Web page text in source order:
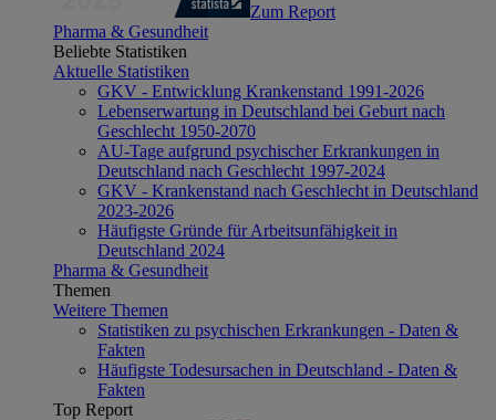
Zum Report
Pharma & Gesundheit
Beliebte Statistiken
Aktuelle Statistiken
GKV - Entwicklung Krankenstand 1991-2026
Lebenserwartung in Deutschland bei Geburt nach
Geschlecht 1950-2070
AU-Tage aufgrund psychischer Erkrankungen in
Deutschland nach Geschlecht 1997-2024
GKV - Krankenstand nach Geschlecht in Deutschland
2023-2026
Häufigste Gründe für Arbeitsunfähigkeit in
Deutschland 2024
Pharma & Gesundheit
Themen
Weitere Themen
Statistiken zu psychischen Erkrankungen - Daten &
Fakten
Häufigste Todesursachen in Deutschland - Daten &
Fakten
Top Report